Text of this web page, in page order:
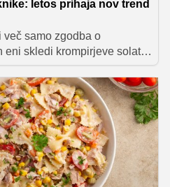
letos prihaja nov trend
več samo zgodba o
eni skledi krompirjeve solate.
zanimive in okusne
vlogo tudi dodatki in
lahko najbolj igramo z okusi
pulled pork sendviči,
in prebranec ustvarijo